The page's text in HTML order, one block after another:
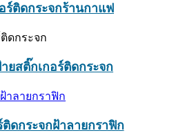
ร์ติดกระจกร้านกาแฟ
ยสติ๊กเกอร์ติดกระจก
ติดกระจกฝ้าลายกราฟิก